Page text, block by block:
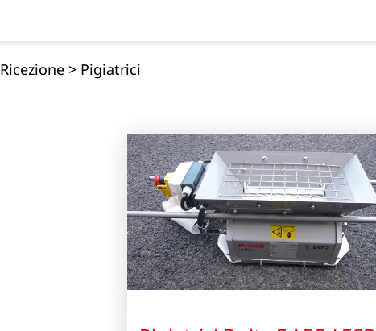
Ricezione > Pigiatrici